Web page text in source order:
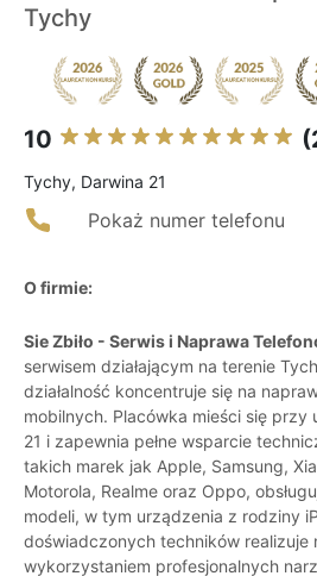
Tychy
10
Tychy, Darwina 21
Pokaż numer telefonu
O firmie:
Sie Zbiło - Serwis i Naprawa
serwisem działającym na terenie
działalność koncentruje się na
mobilnych. Placówka mieści się przy
21 i zapewnia pełne wsparcie
takich marek jak Apple, Samsung,
Motorola, Realme oraz Oppo,
modeli, w tym urządzenia z rodziny
doświadczonych techników realizuje
wykorzystaniem profesjonalnych